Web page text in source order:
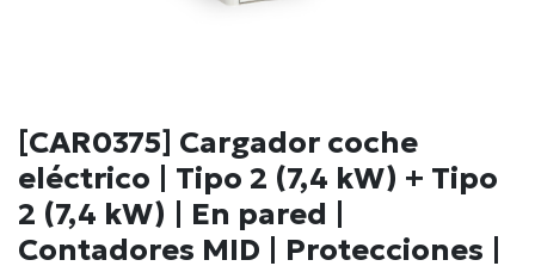
[CAR0375] Cargador coche
eléctrico | Tipo 2 (7,4 kW) + Tipo
2 (7,4 kW) | En pared |
Contadores MID | Protecciones |